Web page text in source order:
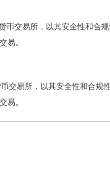
币交易所，以其安全性和合
易。
交易所，以其安全性和合规
易。